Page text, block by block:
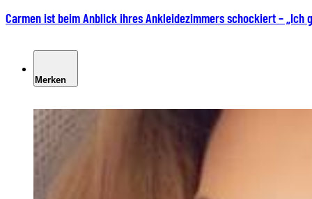
Carmen ist beim Anblick ihres Ankleidezimmers schockiert – „Ich
Merken